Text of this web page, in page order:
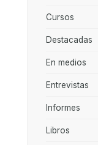
Cursos
Destacadas
En medios
Entrevistas
Informes
Libros